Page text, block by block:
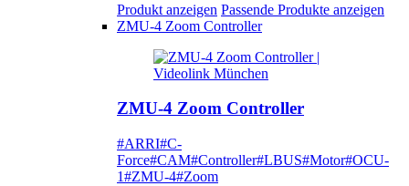
Produkt anzeigen Passende Produkte anzeigen
ZMU-4 Zoom Controller
ZMU-4 Zoom Controller
#ARRI#C-
Force#CAM#Controller#LBUS#Motor#OCU-
1#ZMU-4#Zoom